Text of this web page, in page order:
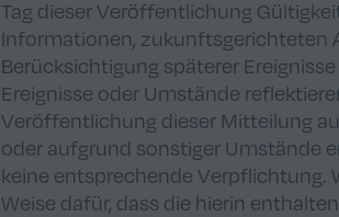
Tag dieser Veröffentlichung
Informationen, zukunftsgerichteten
Berücksichtigung späterer
Ereignisse oder Umstände
Veröffentlichung dieser Mitteilung
oder aufgrund sonstiger Umstände
keine entsprechende Verpflichtung.
Weise dafür, dass die hierin